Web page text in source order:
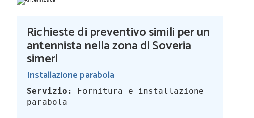
Richieste di preventivo simili per un
antennista nella zona di Soveria
simeri
Installazione parabola
Servizio:
Fornitura e installazione
parabola